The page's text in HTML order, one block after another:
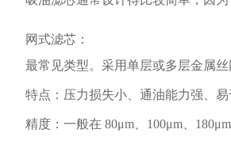
网式滤芯：
最常见类型。采用单层或多层金属丝
特点：压力损失小、通油能力强、易
精度：一般在 80μm、100μm、180μm